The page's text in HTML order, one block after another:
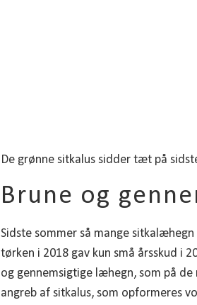
De grønne sitkalus sidder tæt på
Brune og
Sidste sommer så mange
tørken i 2018 gav kun små årsskud i
og gennemsigtige læhegn, som på
angreb af sitkalus, som opformeres